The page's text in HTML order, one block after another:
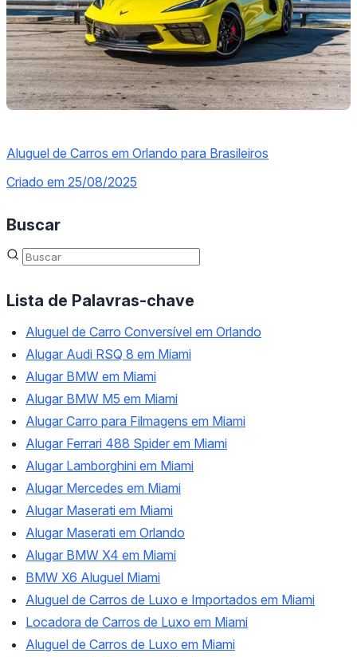
Aluguel de Carros em Orlando para Brasileiros
Criado em 25/08/2025
Buscar
Lista de Palavras-chave
Aluguel de Carro Conversível em Orlando
Alugar Audi RSQ 8 em Miami
Alugar BMW em Miami
Alugar BMW M5 em Miami
Alugar Carro para Filmagens em Miami
Alugar Ferrari 488 Spider em Miami
Alugar Lamborghini em Miami
Alugar Mercedes em Miami
Alugar Maserati em Miami
Alugar Maserati em Orlando
Alugar BMW X4 em Miami
BMW X6 Aluguel Miami
Aluguel de Carros de Luxo e Importados em Miami
Locadora de Carros de Luxo em Miami
Aluguel de Carros de Luxo em Miami